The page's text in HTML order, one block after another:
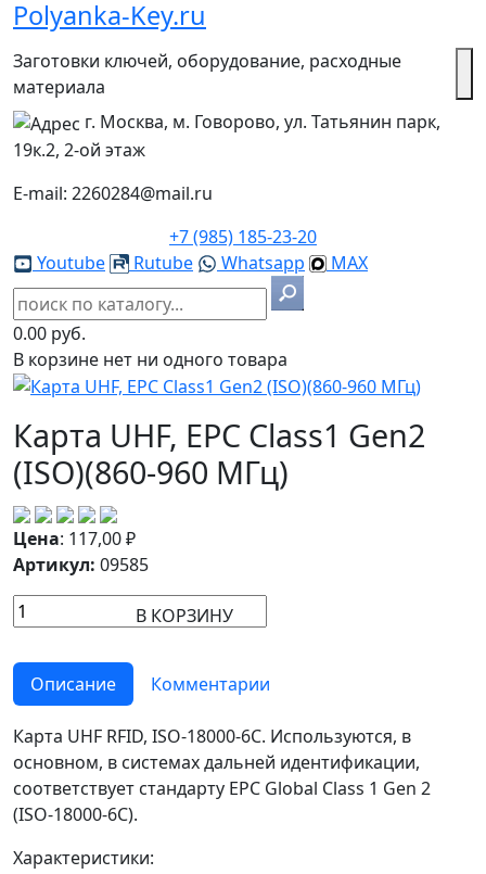
Polyanka-Key.ru
Заготовки ключей, оборудование, расходные
материала
г. Москва, м. Говорово, ул. Татьянин парк,
19к.2, 2-ой этаж
E-mail: 2260284@mail.ru
+7 (985) 185-23-20
Youtube
Rutube Whatsapp MAX
0.00 руб.
В корзине нет ни одного товара
Карта UHF, EPC Class1 Gen2
(ISO)(860-960 МГц)
Цена: 117,00₽
Артикул: 09585
В КОРЗИНУ
Описание Комментарии
Карта UHF RFID, ISO-18000-6C. Используются, в
основном, в системах дальней идентификации,
соответствует стандарту EPC Global Class 1 Gen 2
(ISO-18000-6C).
Характеристики: